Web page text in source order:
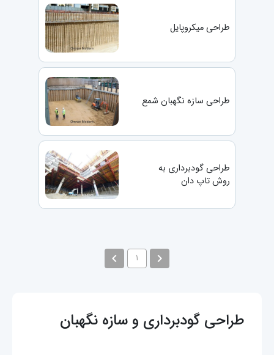
طراحی میکروپایل
طراحی سازه نگهبان شمع
طراحی گودبرداری به
روش تاپ دان
navigate_next ۱ navigate_before
طراحی گودبرداری و سازه نگهبان